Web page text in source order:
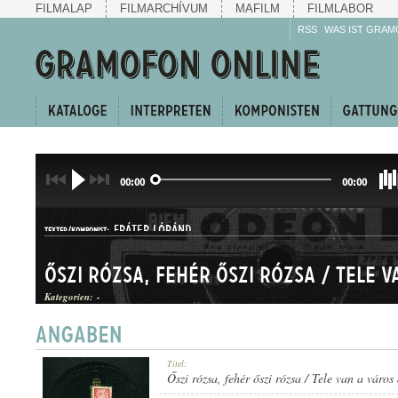
FILMALAP FILMARCHÍVUM MAFILM FILMLABOR
RSS WAS IST
00:00 00:00
TEXTER/KOMPONIST: FRÁTER LÓRÁND
HALLGATÓ
Kategorien: -
Titel:
Őszi rózsa, fehér őszi rózsa / Tele van a